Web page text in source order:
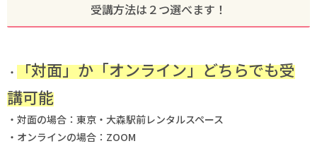
受講方法は２つ選べます！
・ 「対面」か「オンライン」どちらでも受
講可能
・対面の場合：東京・大森駅前レンタルスペース
・オンラインの場合：ZOOM